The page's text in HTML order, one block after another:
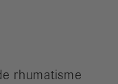
rhumatisme